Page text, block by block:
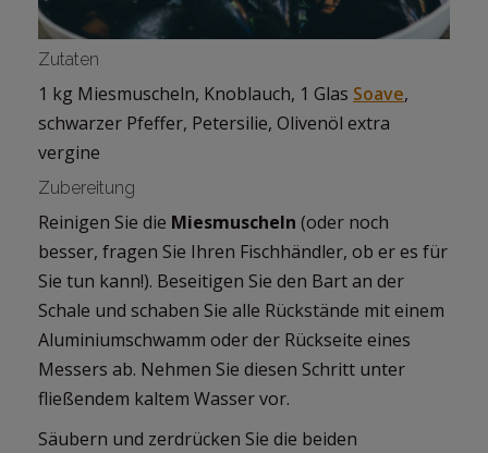
Zutaten
1 kg Miesmuscheln, Knoblauch, 1 Glas Soave,
schwarzer Pfeffer, Petersilie, Olivenöl extra
vergine
Zubereitung
Reinigen Sie die Miesmuscheln (oder noch
besser, fragen Sie Ihren Fischhändler, ob er es für
Sie tun kann!). Beseitigen Sie den Bart an der
Schale und schaben Sie alle Rückstände mit einem
Aluminiumschwamm oder der Rückseite eines
Messers ab. Nehmen Sie diesen Schritt unter
fließendem kaltem Wasser vor.
Säubern und zerdrücken Sie die beiden